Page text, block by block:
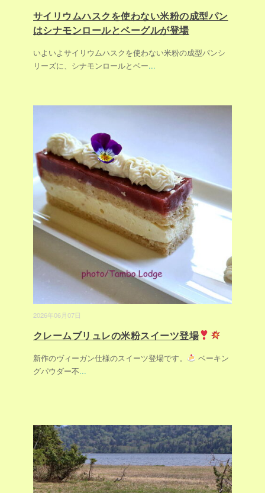
サイリウムハスクを使わない米粉の成型パン
はシナモンロールとベーグルが登場
いよいよサイリウムハスクを使わない米粉の成型パンシ
リーズに、シナモンロールとベー...
2026年06月07日
クレームブリュレの米粉スイーツ登場
新作のヴィーガン仕様のスイーツ登場です。
ベーキン
グパウダー不...